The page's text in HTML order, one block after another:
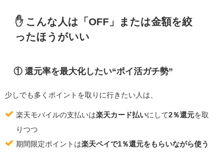
✋ こんな人は「OFF」または金額を絞
ったほうがいい
① 還元率を最大化したい“ポイ活ガチ勢”
少しでも多くポイントを取りに行きたい人は、
楽天モバイルの支払いは楽天カード払いにして2％還元を取
りつつ
期間限定ポイントは楽天ペイで1％還元をもらいながら使う